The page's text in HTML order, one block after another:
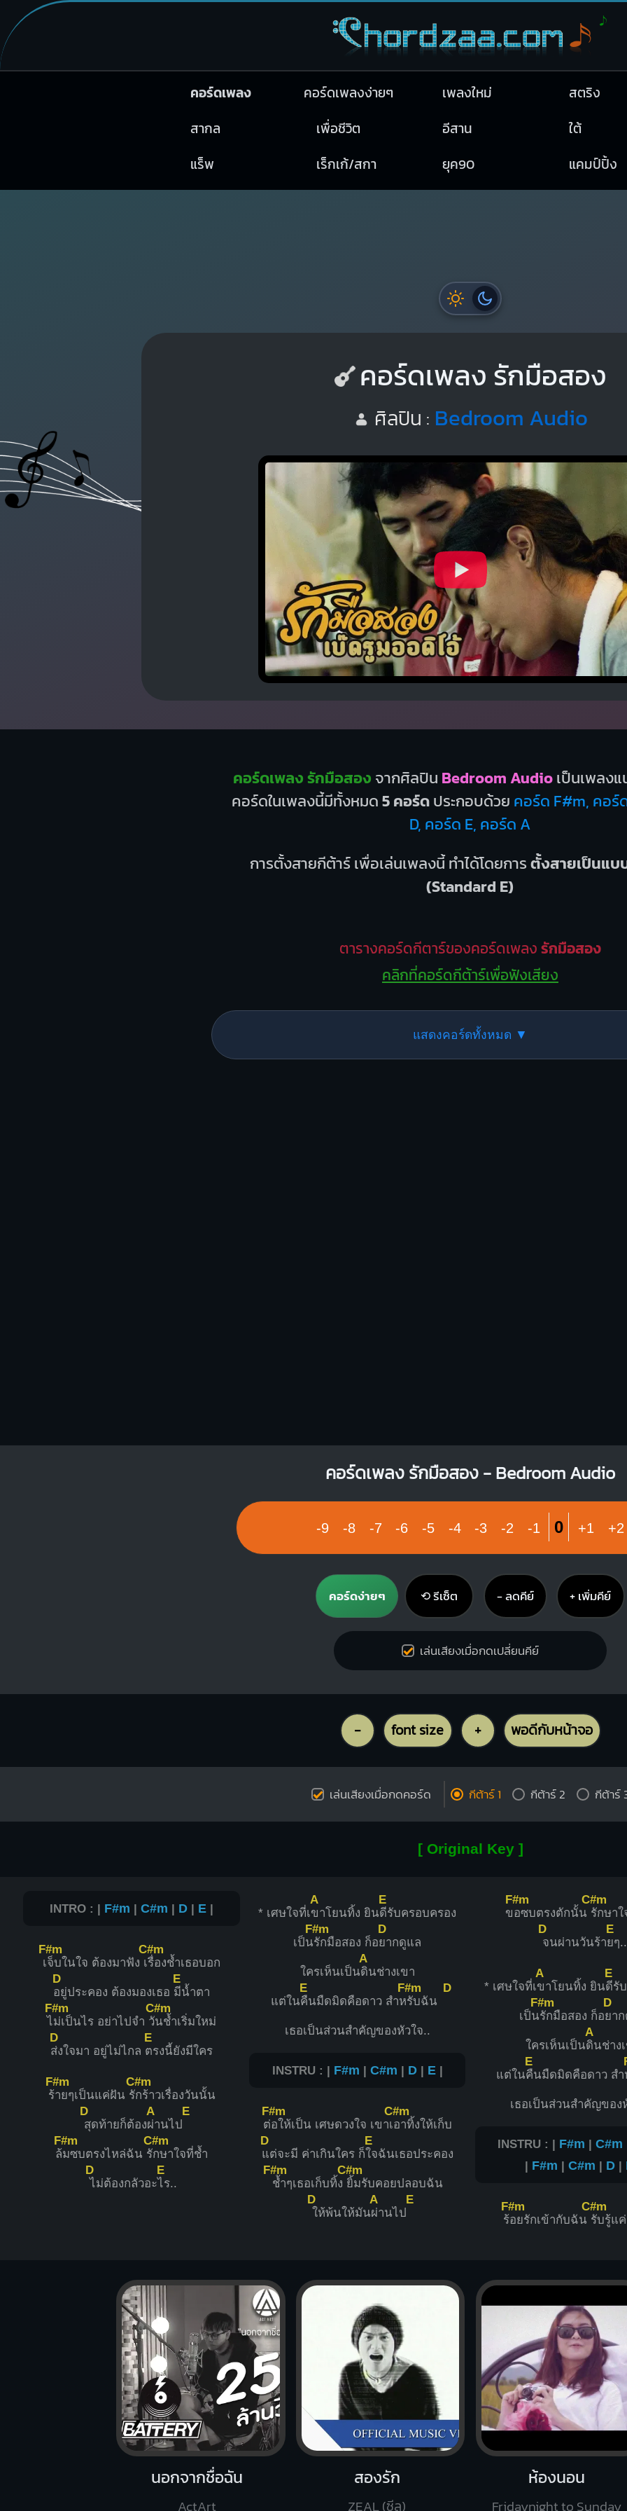
คอร์ดเพลง คอร์ดเพลงง่ายๆ เพลงใหม่
สตริง
สากล
เพื่อชีวิต อีสาน
ใต้
แร็พ
เร็กเก้/สกา ยุค90 แคมป์ปิ้ง
คอร์ดเพลง รักมือสอง
ศิลปิน : Bedroom Audio
คอร์ดเพลง รักมือสอง จากศิลปิน Bedroom Audioเป็นเพลง
คอร์ดในเพลงนี้มีทั้งหมด5 คอร์ดประกอบด้วย คอร์ด F#m, คอร์
D, คอร์ด E, คอร์ด A
การตั้งสายกีต้าร์ เพื่อเล่นเพลงนี้ ทำได้โดยการตั้งสายเป็นแบ
(Standard E)
ตารางคอร์ดกีตาร์ของคอร์ดเพลงรักมือสอง
คลิกที่คอร์ดกีต้าร์เพื่อฟังเสียง
แสดงคอร์ดทั้งหมด ▼
คอร์ดเพลง รักมือสอง - Bedroom Audio
-9 -8 -7 -6 -5 -4 -3 -2 -1 0 +1 +2
คอร์ดง่ายๆ ⟲ รีเซ็ต − ลดคีย์ + เพิ่มคีย์
เล่นเสียงเมื่อกดเปลี่ยนคีย์
- font size + พอดีกับหน้าจอ
เล่นเสียงเมื่อกดคอร์ด กีต้าร์ 1 กีต้าร์ 2 กีต้าร์
[ Original Key ]
INTRO : | F#m |C#m | D | E |
เ
F#m
จ็บในใจ ต้องมาฟัง เ
C#m
รื่องช้ำเธอบอก
D
อยู่ประคอง ต้องมองเธอ
E
มีน้ำตา
ไ
F#m
ม่เป็นไร อย่าไปจำ วั
C#m
นช้ำเริ่มใหม่
D
ส่งใจมา อยู่ไม่ไกล
E
ตรงนี้ยังมีใคร
ร้
F#m
ายๆเป็นแค่ฝัน รั
C#m
กร้าวเรื่องวันนั้น
D
สุดท้ายก็ต้อง
A
ผ่านไป
E
ล้
F#m
มซบตรงไหล่ฉัน รั
C#m
กษาใจที่ช้ำ
D
ไม่ต้องกลัวอะ
E
ไร..
* เศษใจที่เ
A
ขาโยนทิ้ง ยิน
E
ดีรับครอบครอง
เป็น
F#m
รักมือสอง ก็อ
D
ยากดูแล
ใครเห็นเป็น
A
ดินช่างเขา
แต่ใน
E
คืนมืดมิดคือดาว สำห
F#m
รับฉัน
D
เธอเป็นส่วนสำคัญของหัวใจ..
INSTRU : | F#m | C#m | D| E|
ต่
F#m
อให้เป็น เศษดวงใจ เขาเ
C#m
อาทิ้งให้เก็บ
D
แต่จะมี ค่าเกินใคร ก็
E
ใจฉันเธอประคอง
F#m
ช้ำๆเธอเก็บทิ้ง
C#m
ยิ้มรับคอยปลอบฉัน
D
ให้พ้นให้มัน
A
ผ่านไป
E
ข
F#m
อซบตรงตักนั้น
C#m
รักษา
D
จนผ่านวันร้า
E
ยๆ..
* เศษใจที่เ
A
ขาโยนทิ้ง ยิน
E
ดีรั
เป็น
F#m
รักมือสอง ก็อ
D
ยา
ใครเห็นเป็น
A
ดินช่าง
แต่ใน
E
คืนมืดมิดคือดาว สำ
เธอเป็นส่วนสำคัญของ
INSTRU : | F#m |C#m
| F#m |C#m | D |
ร้
F#m
อยรักเข้ากับฉัน
C#m
รับรู้แ
นอกจากชื่อฉัน
ActArt
สองรัก
ZEAL (ซีล)
ห้องนอน
Fridaynight to Sunday